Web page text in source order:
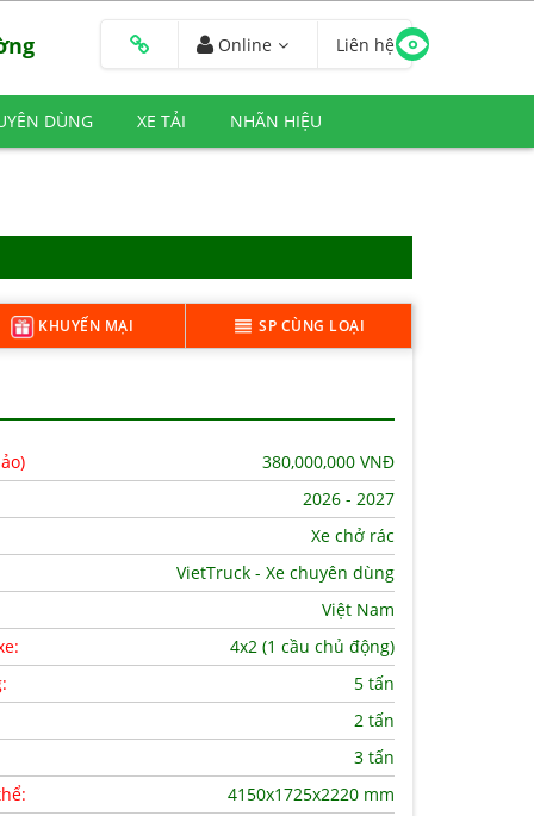
Online Liên hệ
DÙNG XE TẢI NHÃN HIỆU
KHUYẾN MẠI SP CÙNG LOẠI
380,000,000VNĐ
2026 - 2027
Xe chở rác
VietTruck - Xe chuyên dùng
Việt Nam
4x2 (1 cầu chủ động)
5 tấn
2 tấn
3 tấn
4150x1725x2220 mm